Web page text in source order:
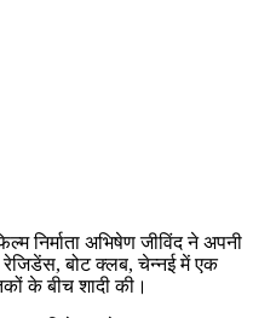
निर्माता अभिषेण जीविंद ने अपनी
बोट क्लब, चेन्नई में एक
के बीच शादी की।